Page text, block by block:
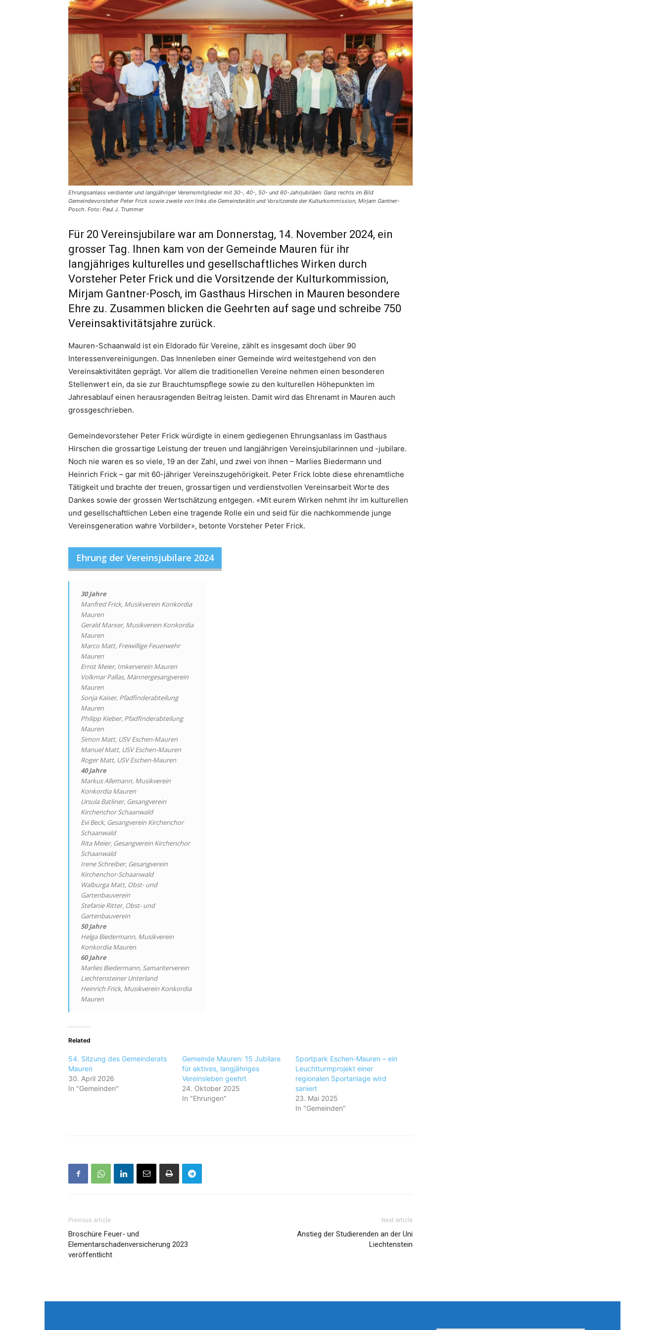
Ehrungsanlass verdienter und langjähriger Vereinsmitglieder mit 30-, 40-, 50- und 60-Jahrjubiläen: Ganz rechts im Bild
Gemeindevorsteher Peter Frick sowie zweite von links die Gemeinderätin und Vorsitzende der Kulturkommission, Mirjam Gantner-
Posch. Foto: Paul J. Trummer
Für 20 Vereinsjubilare war am Donnerstag, 14. November 2024, ein
grosser Tag. Ihnen kam von der Gemeinde Mauren für ihr
langjähriges kulturelles und gesellschaftliches Wirken durch
Vorsteher Peter Frick und die Vorsitzende der Kulturkommission,
Mirjam Gantner-Posch, im Gasthaus Hirschen in Mauren besondere
Ehre zu. Zusammen blicken die Geehrten auf sage und schreibe 750
Vereinsaktivitätsjahre zurück.
Mauren-Schaanwald ist ein Eldorado für Vereine, zählt es insgesamt doch über 90
Interessenvereinigungen. Das Innenleben einer Gemeinde wird weitestgehend von den
Vereinsaktivitäten geprägt. Vor allem die traditionellen Vereine nehmen einen besonderen
Stellenwert ein, da sie zur Brauchtumspflege sowie zu den kulturellen Höhepunkten im
Jahresablauf einen herausragenden Beitrag leisten. Damit wird das Ehrenamt in Mauren auch
grossgeschrieben.
Gemeindevorsteher Peter Frick würdigte in einem gediegenen Ehrungsanlass im Gasthaus
Hirschen die grossartige Leistung der treuen und langjährigen Vereinsjubilarinnen und -jubilare.
Noch nie waren es so viele, 19 an der Zahl, und zwei von ihnen – Marlies Biedermann und
Heinrich Frick – gar mit 60-jähriger Vereinszugehörigkeit. Peter Frick lobte diese ehrenamtliche
Tätigkeit und brachte der treuen, grossartigen und verdienstvollen Vereinsarbeit Worte des
Dankes sowie der grossen Wertschätzung entgegen. «Mit eurem Wirken nehmt ihr im kulturellen
und gesellschaftlichen Leben eine tragende Rolle ein und seid für die nachkommende junge
Vereinsgeneration wahre Vorbilder», betonte Vorsteher Peter Frick.
Ehrung der Vereinsjubilare 2024
30 Jahre
Manfred Frick, Musikverein Konkordia
Mauren
Gerald Marxer, Musikverein Konkordia
Mauren
Marco Matt, Freiwillige Feuerwehr
Mauren
Ernst Meier, Imkerverein Mauren
Volkmar Pallas, Männergesangverein
Mauren
Sonja Kaiser, Pfadfinderabteilung
Mauren
Philipp Kieber, Pfadfinderabteilung
Mauren
Simon Matt, USV Eschen-Mauren
Manuel Matt, USV Eschen-Mauren
Roger Matt, USV Eschen-Mauren
40 Jahre
Markus Allemann, Musikverein
Konkordia Mauren
Ursula Batliner, Gesangverein
Kirchenchor Schaanwald
Evi Beck, Gesangverein Kirchenchor
Schaanwald
Rita Meier, Gesangverein Kirchenchor
Schaanwald
Irene Schreiber, Gesangverein
Kirchenchor-Schaanwald
Walburga Matt, Obst- und
Gartenbauverein
Stefanie Ritter, Obst- und
Gartenbauverein
50 Jahre
Helga Biedermann, Musikverein
Konkordia Mauren
60 Jahre
Marlies Biedermann, Samariterverein
Liechtensteiner Unterland
Heinrich Frick, Musikverein Konkordia
Mauren
Related
54. Sitzung des Gemeinderats
Mauren
30. April 2026
In "Gemeinden"
Gemeinde Mauren: 15 Jubilare
für aktives, langjähriges
Vereinsleben geehrt
24. Oktober 2025
In "Ehrungen"
Sportpark Eschen-Mauren – ein
Leuchtturmprojekt einer
regionalen Sportanlage wird
saniert
23. Mai 2025
In "Gemeinden"
Previous article
Broschüre Feuer- und
Elementarschadenversicherung 2023
veröffentlicht
Next article
Anstieg der Studierenden an der Uni
Liechtenstein